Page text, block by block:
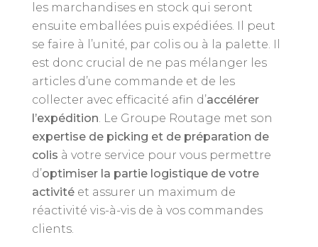
les marchandises en stock qui seront
ensuite emballées puis expédiées. Il peut
se faire à l’unité, par colis ou à la palette. Il
est donc crucial de ne pas mélanger les
articles d’une commande et de les
collecter avec efficacité afin d’accélérer
l’expédition. Le Groupe Routage met son
expertise de picking et de préparation de
colis à votre service pour vous permettre
d’optimiser la partie logistique de votre
activitéet assurer un maximum de
réactivité vis-à-vis de à vos commandes
clients.